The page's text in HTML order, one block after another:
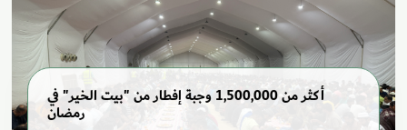
أكثر من 1,500,000 وجبة إفطار من "بيت الخير" في
رمضان